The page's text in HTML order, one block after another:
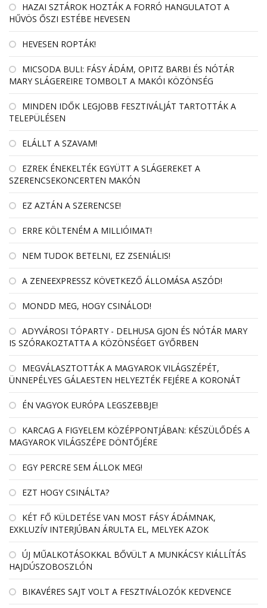
HAZAI SZTÁROK HOZTÁK A FORRÓ HANGULATOT A
HŰVÖS ŐSZI ESTÉBE HEVESEN
HEVESEN ROPTÁK!
MICSODA BULI: FÁSY ÁDÁM, OPITZ BARBI ÉS NÓTÁR
MARY SLÁGEREIRE TOMBOLT A MAKÓI KÖZÖNSÉG
MINDEN IDŐK LEGJOBB FESZTIVÁLJÁT TARTOTTÁK A
TELEPÜLÉSEN
ELÁLLT A SZAVAM!
EZREK ÉNEKELTÉK EGYÜTT A SLÁGEREKET A
SZERENCSEKONCERTEN MAKÓN
EZ AZTÁN A SZERENCSE!
ERRE KÖLTENÉM A MILLIÓIMAT!
NEM TUDOK BETELNI, EZ ZSENIÁLIS!
A ZENEEXPRESSZ KÖVETKEZŐ ÁLLOMÁSA ASZÓD!
MONDD MEG, HOGY CSINÁLOD!
ADYVÁROSI TÓPARTY - DELHUSA GJON ÉS NÓTÁR MARY
IS SZÓRAKOZTATTA A KÖZÖNSÉGET GYŐRBEN
MEGVÁLASZTOTTÁK A MAGYAROK VILÁGSZÉPÉT,
ÜNNEPÉLYES GÁLAESTEN HELYEZTÉK FEJÉRE A KORONÁT
ÉN VAGYOK EURÓPA LEGSZEBBJE!
KARCAG A FIGYELEM KÖZÉPPONTJÁBAN: KÉSZÜLŐDÉS A
MAGYAROK VILÁGSZÉPE DÖNTŐJÉRE
EGY PERCRE SEM ÁLLOK MEG!
EZT HOGY CSINÁLTA?
KÉT FŐ KÜLDETÉSE VAN MOST FÁSY ÁDÁMNAK,
EXKLUZÍV INTERJÚBAN ÁRULTA EL, MELYEK AZOK
ÚJ MŰALKOTÁSOKKAL BŐVÜLT A MUNKÁCSY KIÁLLÍTÁS
HAJDÚSZOBOSZLÓN
BIKAVÉRES SAJT VOLT A FESZTIVÁLOZÓK KEDVENCE